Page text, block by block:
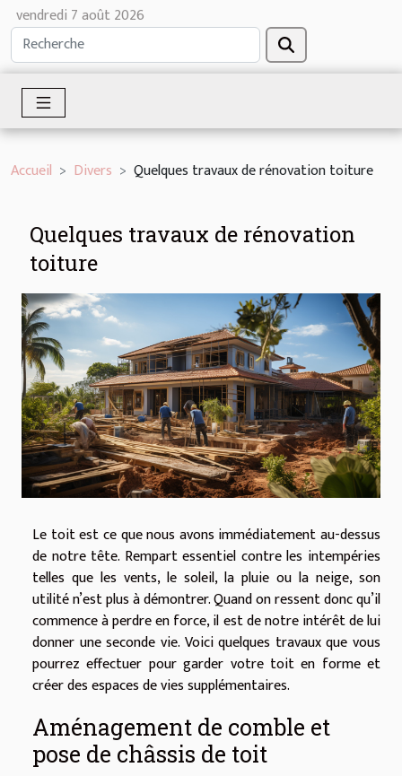
vendredi 7 août 2026
Accueil Divers Quelques travaux de rénovation toiture
Quelques travaux de rénovation
toiture
Le toit est ce que nous avons immédiatement au-dessus
de notre tête. Rempart essentiel contre les intempéries
telles que les vents, le soleil, la pluie ou la neige, son
utilité n’est plus à démontrer. Quand on ressent donc qu’il
commence à perdre en force, il est de notre intérêt de lui
donner une seconde vie. Voici quelques travaux que vous
pourrez effectuer pour garder votre toit en forme et
créer des espaces de vies supplémentaires.
Aménagement de comble et
pose de châssis de toit